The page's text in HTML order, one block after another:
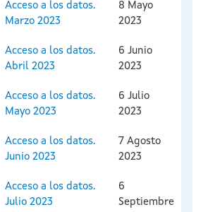
Acceso a los datos.
Marzo 2023
8 Mayo
2023
Acceso a los datos.
Abril 2023
6 Junio
2023
Acceso a los datos.
Mayo 2023
6 Julio
2023
Acceso a los datos.
Junio 2023
7 Agosto
2023
Acceso a los datos.
Julio 2023
6
Septiembre